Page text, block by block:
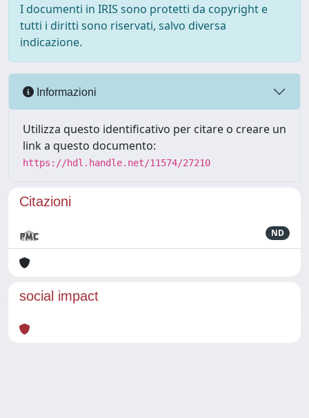
I documenti in IRIS sono protetti da copyright e
tutti i diritti sono riservati, salvo diversa
indicazione.
Informazioni
Utilizza questo identificativo per citare o creare un
link a questo documento:
https://hdl.handle.net/11574/27210
Citazioni
ND
social impact